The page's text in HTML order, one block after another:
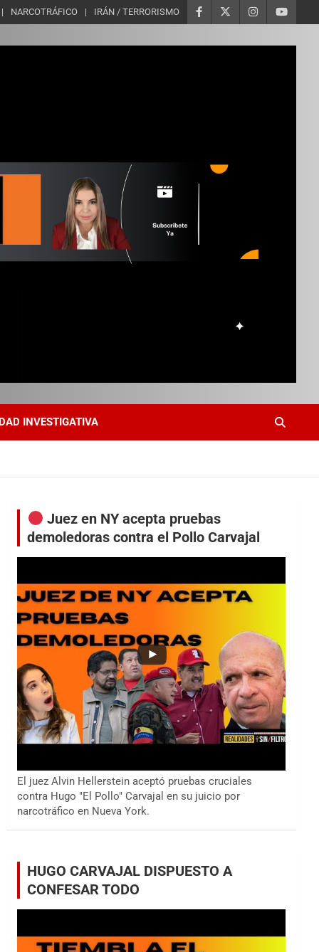
NARCOTRÁFICO IRÁN / TERRORISMO
INVESTIGATIVA
Juez en NY acepta pruebas
demoledoras contra el Pollo Carvajal
El juez Alvin Hellerstein aceptó pruebas cruciales
contra Hugo "El Pollo" Carvajal en su juicio por
narcotráfico en Nueva York.
HUGO CARVAJAL DISPUESTO A
CONFESAR TODO